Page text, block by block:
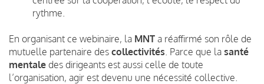
rythme.
En organisant ce webinaire, la MNT a réaffirmé son rôle de
mutuelle partenaire des collectivités . Parce que la santé
mentale des dirigeants est aussi celle de toute
l’organisation, agir est devenu une nécessité collective.